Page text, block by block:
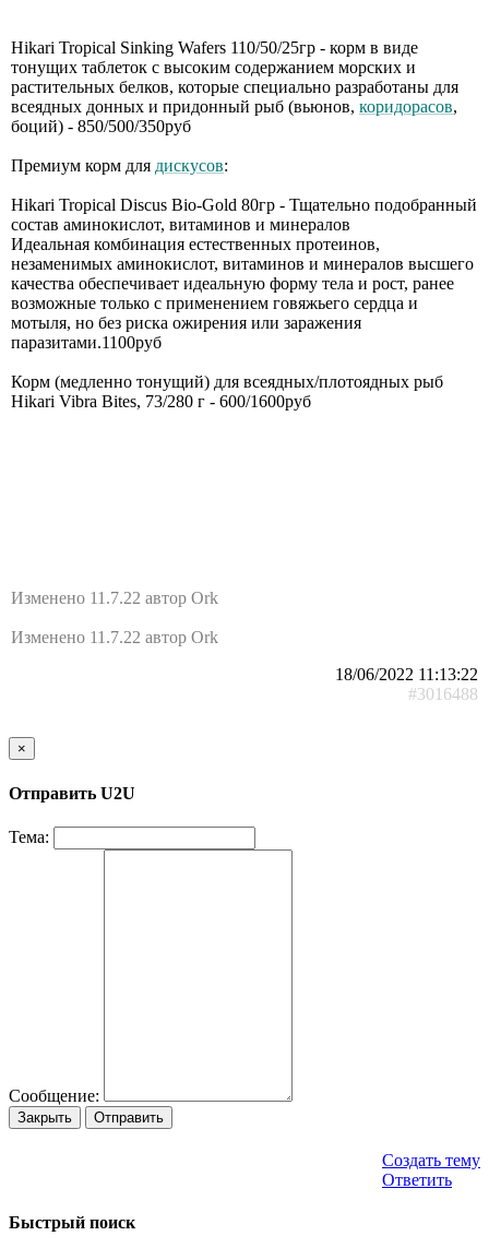
Hikari Tropical Sinking Wafers 110/50/25гр - корм в виде
тонущих таблеток с высоким содержанием морских и
растительных белков, которые специально разработаны для
всеядных донных и придонный рыб (вьюнов, коридорасов,
боций) - 850/500/350руб
Премиум корм для дискусов:
Hikari Tropical Discus Bio-Gold 80гр - Тщательно подобранный
состав аминокислот, витаминов и минералов
Идеальная комбинация естественных протеинов,
незаменимых аминокислот, витаминов и минералов высшего
качества обеспечивает идеальную форму тела и рост, ранее
возможные только с применением говяжьего сердца и
мотыля, но без риска ожирения или заражения
паразитами.1100руб
Корм (медленно тонущий) для всеядных/плотоядных рыб
Hikari Vibra Bites, 73/280 г - 600/1600руб
Изменено 11.7.22 автор Ork
Изменено 11.7.22 автор Ork
18/06/2022 11:13:22
#3016488
×
Отправить U2U
Тема:
Сообщение:
Закрыть Отправить
Создать тему
Ответить
Быстрый поиск